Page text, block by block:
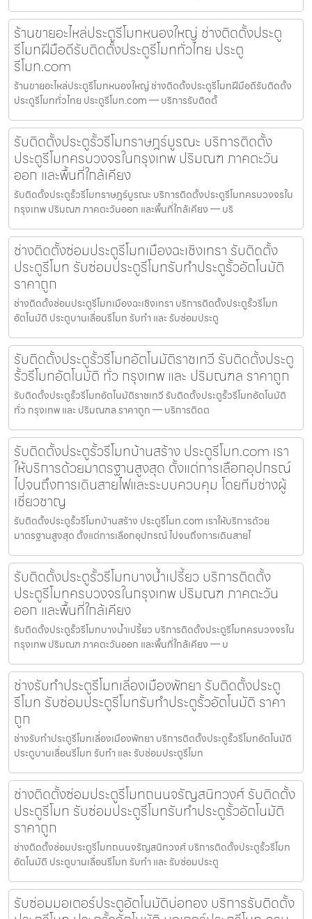
ร้านขายอะไหล่ประตูรีโมทหนองใหญ่ ช่างติดตั้งประตู
รีโมทฝีมือดีรับติดตั้งประตูรีโมททั่วไทย ประตู
รีโมท.com
ร้านขายอะไหล่ประตูรีโมทหนองใหญ่ ช่างติดตั้งประตูรีโมทฝีมือดีรับติดตั้ง
ประตูรีโมททั่วไทย ประตูรีโมท.com — บริการรับติดตั้
รับติดตั้งประตูรั้วรีโมทราษฎร์บูรณะ บริการติดตั้ง
ประตูรีโมทครบวงจรในกรุงเทพ ปริมณฑ ภาคตะวัน
ออก และพื้นที่ใกล้เคียง
รับติดตั้งประตูรั้วรีโมทราษฎร์บูรณะ บริการติดตั้งประตูรีโมทครบวงจรใน
กรุงเทพ ปริมณฑ ภาคตะวันออก และพื้นที่ใกล้เคียง — บริ
ช่างติดตั้งซ่อมประตูรีโมทเมืองฉะเชิงเทรา รับติดตั้ง
ประตูรีโมท รับซ่อมประตูรีโมทรับทำประตูรั้วอัตโนมัติ
ราคาถูก
ช่างติดตั้งซ่อมประตูรีโมทเมืองฉะเชิงเทรา บริการติดตั้งประตูรั้วรีโมท
อัตโนมัติ ประตูบานเลื่อนรีโมท รับทำ และ รับซ่อมประตู
รับติดตั้งประตูรั้วรีโมทอัตโนมัติราชเทวี รับติดตั้งประตู
รั้วรีโมทอัตโนมัติ ทั่ว กรุงเทพ และ ปริมณฑล ราคาถูก
รับติดตั้งประตูรั้วรีโมทอัตโนมัติราชเทวี รับติดตั้งประตูรั้วรีโมทอัตโนมัติ
ทั่ว กรุงเทพ และ ปริมณฑล ราคาถูก — บริการติดต
รับติดตั้งประตูรั้วรีโมทบ้านสร้าง ประตูรีโมท.com เรา
ให้บริการด้วยมาตรฐานสูงสุด ตั้งแต่การเลือกอุปกรณ์
ไปจนถึงการเดินสายไฟและระบบควบคุม โดยทีมช่างผู้
เชี่ยวชาญ
รับติดตั้งประตูรั้วรีโมทบ้านสร้าง ประตูรีโมท.com เราให้บริการด้วย
มาตรฐานสูงสุด ตั้งแต่การเลือกอุปกรณ์ ไปจนถึงการเดินสายไ
รับติดตั้งประตูรั้วรีโมทบางน้ำเปรี้ยว บริการติดตั้ง
ประตูรีโมทครบวงจรในกรุงเทพ ปริมณฑ ภาคตะวัน
ออก และพื้นที่ใกล้เคียง
รับติดตั้งประตูรั้วรีโมทบางน้ำเปรี้ยว บริการติดตั้งประตูรีโมทครบวงจรใน
กรุงเทพ ปริมณฑ ภาคตะวันออก และพื้นที่ใกล้เคียง — บ
ช่างรับทำประตูรีโมทเลี่องเมืองพัทยา รับติดตั้งประตู
รีโมท รับซ่อมประตูรีโมทรับทำประตูรั้วอัตโนมัติ ราคา
ถูก
ช่างรับทำประตูรีโมทเลี่องเมืองพัทยา บริการติดตั้งประตูรั้วรีโมทอัตโนมัติ
ประตูบานเลื่อนรีโมท รับทำ และ รับซ่อมประตูรีโมท
ช่างติดตั้งซ่อมประตูรีโมทถนนจรัญสนิทวงศ์ รับติดตั้ง
ประตูรีโมท รับซ่อมประตูรีโมทรับทำประตูรั้วอัตโนมัติ
ราคาถูก
ช่างติดตั้งซ่อมประตูรีโมทถนนจรัญสนิทวงศ์ บริการติดตั้งประตูรั้วรีโมท
อัตโนมัติ ประตูบานเลื่อนรีโมท รับทำ และ รับซ่อมประตู
รับซ่อมมอเตอร์ประตูอัตโนมัติบ่อทอง บริการรับติดตั้ง